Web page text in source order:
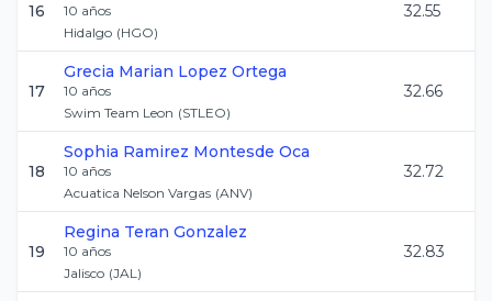
16 10 años
Hidalgo (HGO)
32.55
17
Grecia Marian Lopez Ortega
10 años
Swim Team Leon (STLEO)
32.66
18
Sophia Ramirez Montesde Oca
10 años
Acuatica Nelson Vargas (ANV)
32.72
19
Regina Teran Gonzalez
10 años
Jalisco (JAL)
32.83